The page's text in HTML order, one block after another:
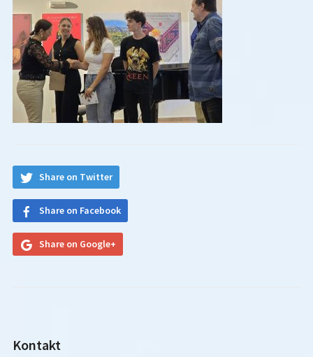
Share on Twitter
Share on Facebook
Share on Google+
Kontakt